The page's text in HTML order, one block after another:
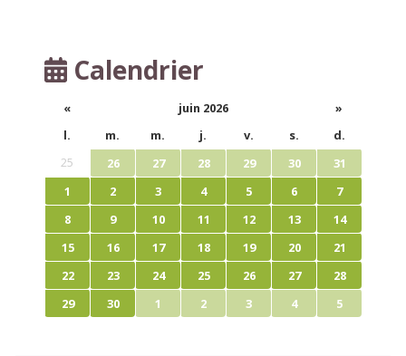
Calendrier
« juin 2026
»
l.
m. m. j. v. s.
d.
25
26 27 28 29 30
31
1
2 3 4 5 6
7
8
9 10 11 12 13
14
15
16 17 18 19 20
21
22
23 24 25 26 27
28
29
30 1 2 3 4 5